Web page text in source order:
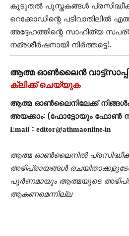
കൂടുതൽ പുസ്തകങ്ങൾ
റെക്കോഡിന്റെ പടിവാതിലിൽ
അദ്ദേഹത്തിന്റെ സാഹിത്യ
നമ്രശീര്‍ഷനായി നിർത്തട്ടെ!.
ആത്മ ഓൺലൈൻ
ക്ലിക്ക് ചെയ്യുക
ആത്മ ഓൺലൈനിലേക്ക്
അയക്കാം: (ഫോട്ടോയും ഫോണ്‍
Email : editor@athmaonline.in
ആത്മ ഓൺലൈനിൽ
അഭിപ്രായങ്ങൾ
പൂർണമായും ആത്മയുടെ
ആകണമെന്നില്ല